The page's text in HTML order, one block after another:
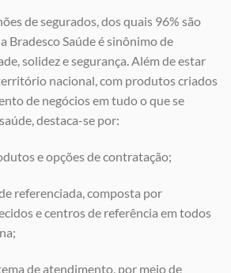
de segurados, dos quais 96% são
Bradesco Saúde é sinônimo de
solidez e segurança. Além de estar
nacional, com produtos criados
de negócios em tudo o que se
destaca-se por:
e opções de contratação;
referenciada, composta por
e centros de referência em todos
de atendimento, por meio de